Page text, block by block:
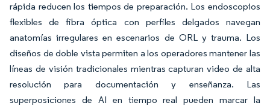
rápida reducen los tiempos de preparación. Los endoscopios
flexibles de fibra óptica con perfiles delgados navegan
anatomías irregulares en escenarios de ORL y trauma. Los
diseños de doble vista permiten a los operadores mantener las
líneas de visión tradicionales mientras capturan video de alta
resolución para documentación y enseñanza. Las
superposiciones de AI en tiempo real pueden marcar la